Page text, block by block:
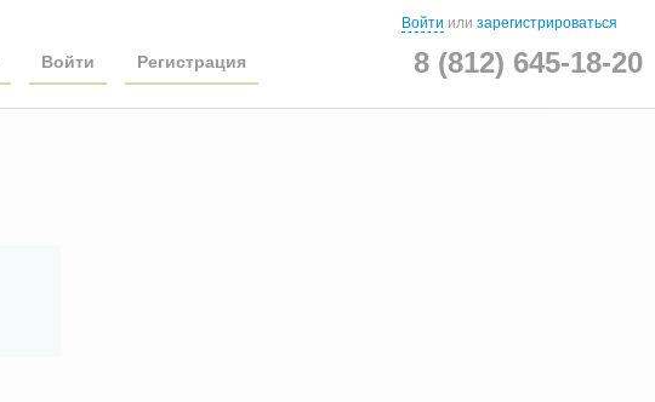
Войти Регистрация
Войти или зарегистрироваться
8 (812) 645-18-20